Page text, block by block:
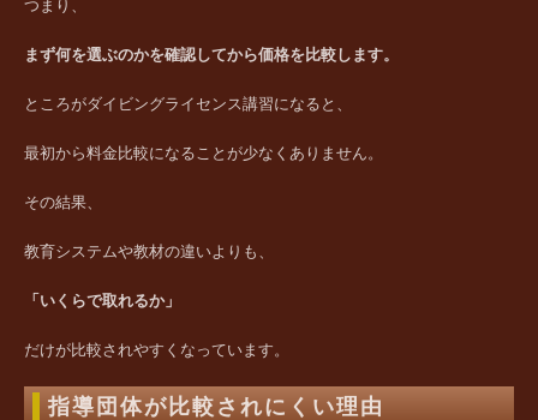
つまり、
まず何を選ぶのかを確認してから価格を比較します。
ところがダイビングライセンス講習になると、
最初から料金比較になることが少なくありません。
その結果、
教育システムや教材の違いよりも、
「いくらで取れるか」
だけが比較されやすくなっています。
指導団体が比較されにくい理由